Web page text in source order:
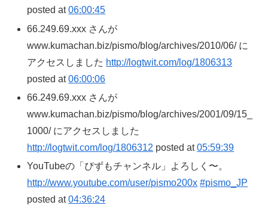
posted at06:00:45
66.249.69.xxx さんが
www.kumachan.biz/pismo/blog/archives/2010/06/ に
アクセスしました http://logtwit.com/log/1806313
posted at06:00:06
66.249.69.xxx さんが
www.kumachan.biz/pismo/blog/archives/2001/09/15_
1000/ にアクセスしました
http://logtwit.com/log/1806312 posted at05:59:39
YouTubeの「ぴずもチャンネル」よろしく〜。
http://www.youtube.com/user/pismo200x #pismo_JP
posted at04:36:24